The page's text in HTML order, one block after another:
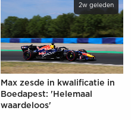
2w geleden
Max zesde in kwalificatie in
Boedapest: 'Helemaal
waardeloos'